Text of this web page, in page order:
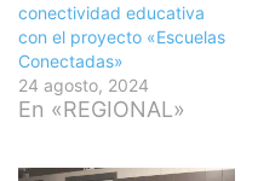
conectividad educativa
con el proyecto «Escuelas
Conectadas»
24 agosto, 2024
En «REGIONAL»